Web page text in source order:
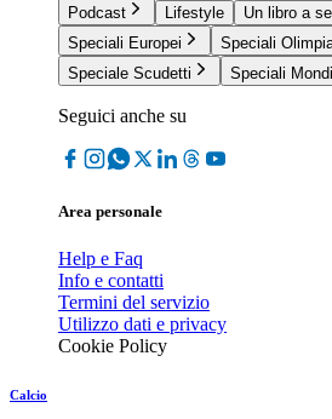
Podcast
Lifestyle
Un libro a
Speciali Europei
Speciali
Speciale Scudetti
Speciali
Seguici anche su
Area personale
Help e Faq
Info e contatti
Termini del servizio
Utilizzo dati e privacy
Cookie Policy
Calcio